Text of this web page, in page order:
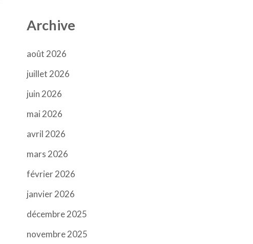
Archive
août 2026
juillet 2026
juin 2026
mai 2026
avril 2026
mars 2026
février 2026
janvier 2026
décembre 2025
novembre 2025